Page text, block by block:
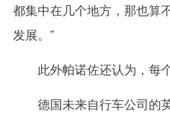
都集中在几个地方，那也算
发展。”
此外帕诺佐还认为，每个
德国未来自行车公司的英